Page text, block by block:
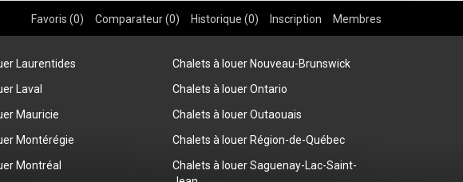
Favoris (0) Comparateur (0) Historique (0) Inscription Membres
Laurentides
Laval
Mauricie
Montérégie
Montréal
Chalets à louer Nouveau-Brunswick
Chalets à louer Ontario
Chalets à louer Outaouais
Chalets à louer Région-de-Québec
Chalets à louer Saguenay-Lac-Saint-